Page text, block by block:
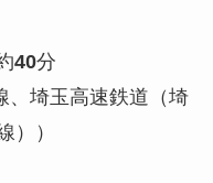
40分
、埼玉高速鉄道（埼
））